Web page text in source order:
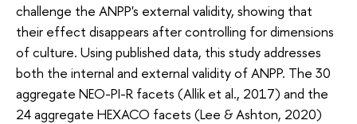
challenge the ANPP's external validity, showing that
their effect disappears after controlling for dimensions
of culture. Using published data, this study addresses
both the internal and external validity of ANPP. The 30
aggregate NEO-PI-R facets (Allik et al., 2017) and the
24 aggregate HEXACO facets (Lee & Ashton, 2020)